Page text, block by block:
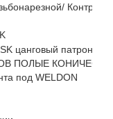
цанговый патрон
ПОЛЫЕ
под WELDON